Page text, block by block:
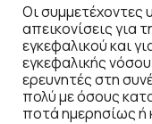
Οι συμμετέχοντες
απεικονίσεις για
εγκεφαλικού και
εγκεφαλικής
ερευνητές στη
πολύ με όσους
ποτά ημερησίως ή